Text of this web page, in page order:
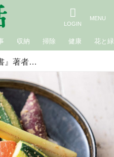
収納 掃除 健康 花と緑
『ぬか漬けの教科書』著者・塩山奈央さんの「ぬか床」を拝見。混ぜるのは“週に1～2回”野菜の切り方にひと工夫｜わが家のぬか漬け自慢